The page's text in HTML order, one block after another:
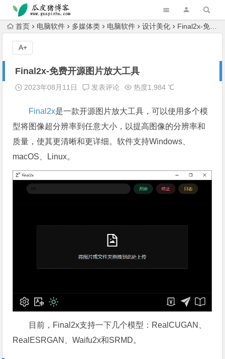
跳转到主内容
首页 电脑软件 多媒体类 电脑软件 设计美化 Final2x-免费开源图片放大工具
Final2x-免费开源图片放大工具
2023年08月11日 发表评论 热度1,984 ℃
Final2x是一款开源图片放大工具，可以使用多个模
型将图像超分辨率到任意大小，以提高图像的分辨率和
质量，使其更清晰和更详细。软件支持Windows、
macOS、Linux。
目前，Final2x支持一下几个模型：RealCUGAN、
RealESRGAN、Waifu2x和SRMD。
A+